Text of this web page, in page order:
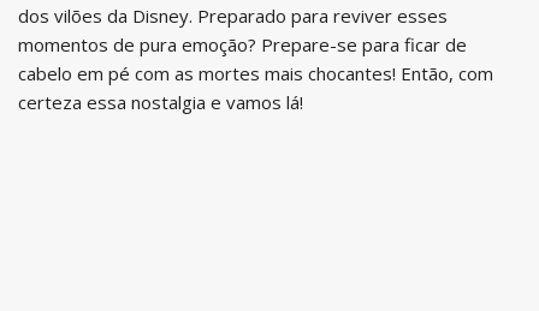
dos vilões da Disney. Preparado para reviver esses
momentos de pura emoção? Prepare-se para ficar de
cabelo em pé com as mortes mais chocantes! Então, com
certeza essa nostalgia e vamos lá!